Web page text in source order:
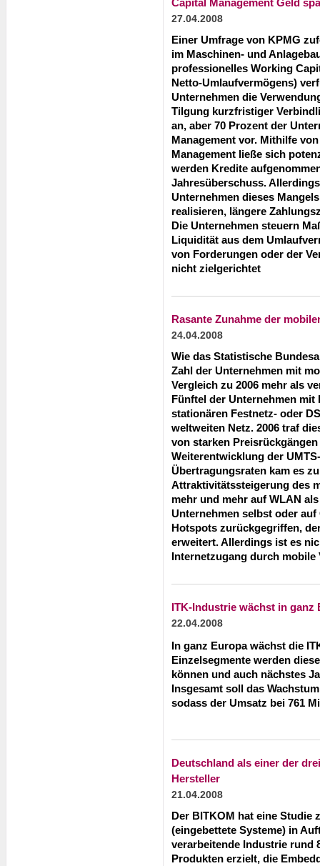
27.04.2008
Einer Umfrage von KPMG
im Maschinen- und
professionelles Working
Netto-Umlaufvermögens)
Unternehmen die
Tilgung kurzfristiger
an, aber 70 Prozent der
Management vor. Mithilfe
Management ließe sich
werden Kredite
Jahresüberschuss.
Unternehmen dieses
realisieren, längere
Die Unternehmen steuern
Liquidität aus dem
von Forderungen oder der
nicht zielgerichtet
Rasante Zunahme der
24.04.2008
Wie das Statistische
Zahl der Unternehmen mit
Vergleich zu 2006 mehr als
Fünftel der Unternehmen
stationären Festnetz- oder
weltweiten Netz. 2006 traf
von starken
Weiterentwicklung der
Übertragungsraten kam es
Attraktivitätssteigerung des
mehr und mehr auf WLAN
Unternehmen selbst oder
Hotspots zurückgegriffen,
erweitert. Allerdings ist es
Internetzugang durch mobile
ITK-Industrie wächst in ganz
22.04.2008
In ganz Europa wächst die
Einzelsegmente werden
können und auch nächstes
Insgesamt soll das
sodass der Umsatz bei 761
Deutschland als einer der
Hersteller
21.04.2008
Der BITKOM hat eine Studie
(eingebettete Systeme) in
verarbeitende Industrie rund
Produkten erzielt, die